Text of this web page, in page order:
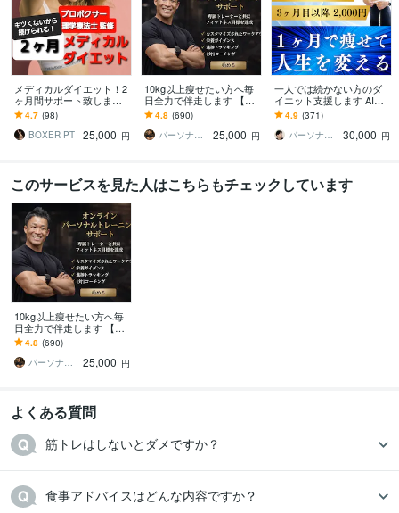
メディカルダイエット！2
ヶ月間サポート致します
国際認定理学療法士が直
接指導！効率的なメディ
カルダイエット！
4.7 (98)
BOXER PT
25,000 円
10kg以上痩せたい方へ毎
日全力で伴走します 【残
り1名様】通常42,000円 →
25,000円（税抜）
4.8 (690)
パーソナルトレーナーJTタク
25,000 円
一人では続かない方のダ
イエット支援します AIで
は拾えない気持ちや生活
に合わせて続けられる形
を作ります
4.9 (371)
パーソナルトレーナー寄り添いかずま
30,000 円
このサービスを見た人はこちらもチェックしています
10kg以上痩せたい方へ毎
日全力で伴走します 【残
り1名様】通常42,000円 →
25,000円（税抜）
4.8 (690)
パーソナルトレーナーJTタク
25,000 円
よくある質問
筋トレはしないとダメですか？
食事アドバイスはどんな内容ですか？